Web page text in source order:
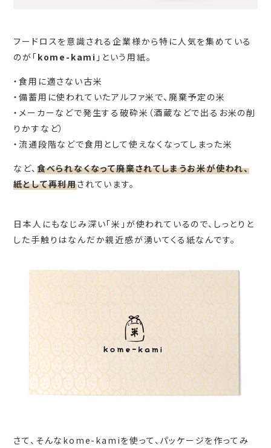
フードロスを意識される企業様から特に人気を集めている
のが「kome-kami 」という用紙。
・食用に適さない古米
・備蓄用に使われていたアルファ米で、廃棄予定の米
・メーカーなどで発生する破砕米（酒蔵などで出るお米の削
りかすなど）
・流通段階などで食用として使えなくなってしまった米
など、 食べられなくなって廃棄されてしまうお米が使われ、
紙として再利用されています。
日本人にもなじみ深い「米」が使われているので、しっとりと
した手触りはなんだか親近感が湧いてくる紙なんです。
さて、そんなkome-kamiを使って、パッケージを作ってみ